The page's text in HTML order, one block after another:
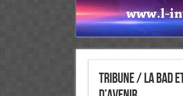
Tribune / La BAD